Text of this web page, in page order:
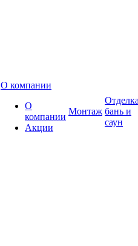
О компании
О
компании
Акции
Монтаж бань и
саун